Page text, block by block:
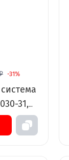
-31%
31,